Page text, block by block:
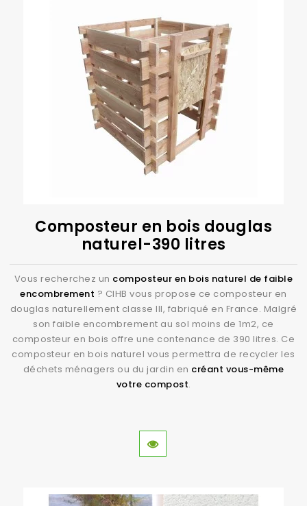
Composteur en bois douglas
naturel-390 litres
Vous recherchez un composteur en bois naturel de faible
encombrement ? CIHB vous propose ce composteur en
douglas naturellement classe III, fabriqué en France. Malgré
son faible encombrement au sol moins de 1m2, ce
composteur en bois offre une contenance de 390 litres. Ce
composteur en bois naturel vous permettra de recycler les
déchets ménagers ou du jardin en créant vous-même
votre compost.